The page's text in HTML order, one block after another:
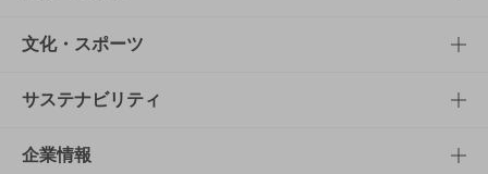
商品一覧
商品発売情報
栄養成分一覧
知る・楽しむTOP
キャンペーン
工場見学
文化・スポーツ
文化・スポーツTOP
サントリーホール
サステナビリティ
サステナビリティTOP
企業情報